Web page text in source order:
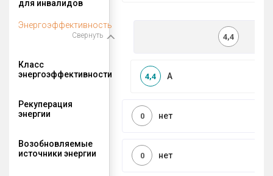
для инвалидов
Энергоэффективность
Свернуть 4,4
Класс
энергоэффективности
A
4,4
Рекуперация
энергии
нет
0
Возобновляемые
источники энергии
нет
0